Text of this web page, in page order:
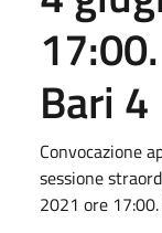
Bari 4
Convocazione
sessione
2021 ore